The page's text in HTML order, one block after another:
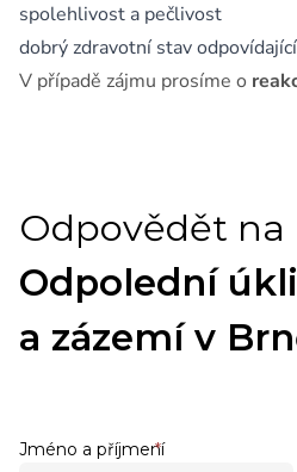
spolehlivost a pečlivost
dobrý zdravotní stav
V případě zájmu prosíme o